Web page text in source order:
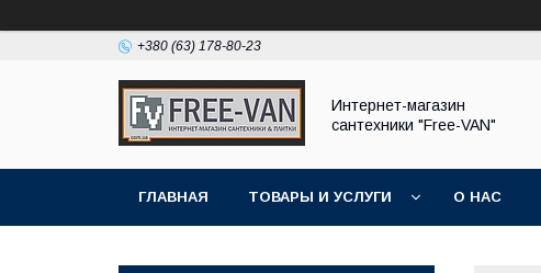
+380 (63) 178-80-23
Интернет-магазин
сантехники "Free-VAN"
ГЛАВНАЯ ТОВАРЫ И УСЛУГИ О НАС